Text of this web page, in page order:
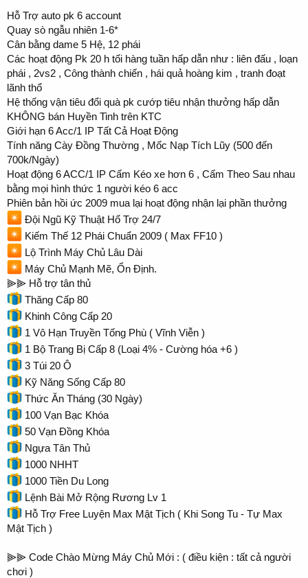
Hỗ Trợ auto pk 6 account
Quay sò ngẫu nhiên 1-6*
Cân bằng dame 5 Hệ, 12 phái
Các hoạt động Pk 20 h tối hàng tuần hấp dẫn như : liên đấu , loạn
phái , 2vs2 , Công thành chiến , hái quả hoàng kim , tranh đoạt
lãnh thổ
Hệ thống vận tiêu đổi quà pk cướp tiêu nhận thưởng hấp dẫn
KHÔNG bán Huyền Tinh trên KTC
Giới hạn 6 Acc/1 IP Tất Cả Hoạt Động
Tính năng Cày Đồng Thường , Mốc Nạp Tích Lũy (500 đến
700k/Ngày)
Hoạt động 6 ACC/1 IP Cấm Kéo xe hơn 6 , Cấm Theo Sau nhau
bằng mọi hình thức 1 người kéo 6 acc
Phiên bản hồi ức 2009 mua lại hoạt động nhận lại phần thưởng
Đội Ngũ Kỹ Thuật Hổ Trợ 24/7
Kiếm Thế 12 Phái Chuẩn 2009 ( Max FF10 )
Lộ Trình Máy Chủ Lâu Dài
Máy Chủ Mạnh Mẽ, Ổn Định.
⫸⫸ Hỗ trợ tân thủ
Thăng Cấp 80
Khinh Công Cấp 20
1 Vô Hạn Truyền Tống Phù ( Vĩnh Viễn )
1 Bộ Trang Bị Cấp 8 (Loại 4% - Cường hóa +6 )
3 Túi 20 Ô
Kỹ Năng Sống Cấp 80
Thức Ăn Tháng (30 Ngày)
100 Vạn Bạc Khóa
50 Vạn Đồng Khóa
Ngựa Tân Thủ
1000 NHHT
1000 Tiền Du Long
Lệnh Bài Mở Rộng Rương Lv 1
Hỗ Trợ Free Luyện Max Mật Tịch ( Khi Song Tu - Tự Max
Mật Tịch )
⫸⫸ Code Chào Mừng Máy Chủ Mới : ( điều kiện : tất cả người
chơi )